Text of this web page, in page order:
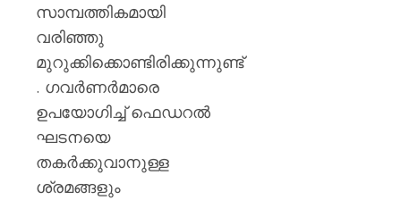
സാമ്പത്തികമായി
വരിഞ്ഞു
മുറുക്കിക്കൊണ്ടിരിക്കുന്നുണ്ട്
. ഗവർണർമാരെ
ഉപയോഗിച്ച് ഫെഡറൽ
ഘടനയെ
തകർക്കുവാനുള്ള
ശ്രമങ്ങളും